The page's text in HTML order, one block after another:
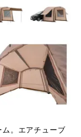
。エアチューブ